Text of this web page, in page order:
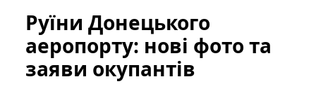
Руїни Донецького
аеропорту: нові фото та
заяви окупантів